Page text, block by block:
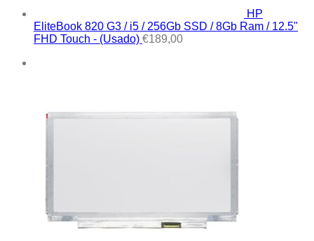
HP
EliteBook 820 G3 / i5 / 256Gb SSD / 8Gb Ram / 12.5"
FHD Touch - (Usado) €189,00